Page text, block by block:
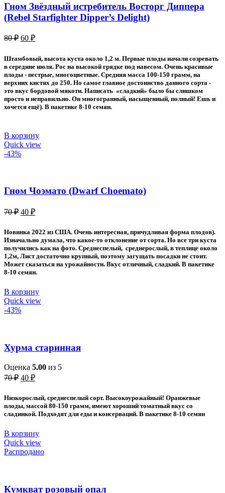
Гном Звёздный истребитель Восторг Диппера
(Rebel Starfighter Dipper’s Delight)
80₽ Первоначальная
80 ₽.
60 ₽Текущая
60 ₽.
Штамбовый, высота куста около 1,2 м. Первые плоды начали созревать
в середине июля. Рос на высокой грядке под навесом. Очень красивые
плоды - пестрые, многоцветные. Средняя масса 100-150 грамм, на
верхних кистях до 250. Но самое главное достоинство данного сорта -
это вкус бордовой мякоти. Написать «сладкий» было бы слишком
просто и неправильно. Он многогранный, насыщенный, полный! Ешь и
хочется ещё). В пакетике 8-10 семян.
В корзину
Quick view
-43%
Гном Чоэмато (Dwarf Choemato)
70₽ Первоначальная
составляла
70 ₽.
40 ₽Текущая
40 ₽.
Новинка 2022 из США. Очень интересная, причудливая форма плодов).
Изначально думала, что какое-то отклонение от сорта. Но все три куста
получились как на фото. Среднеспелый, среднерослый, в теплице около
1,2м, Лист достаточно крупный, поэтому загущать посадки не стоит.
Может сказаться на урожайности. Вкус отличный, сладкий. В пакетике
8-10 семян.
В корзину
Quick view
-43%
Хурма старинная
Оценка 5.00 из 5
70₽ Первоначальная
составляла
70 ₽.
40 ₽Текущая
40 ₽.
Низкорослый, среднеспелый сорт. Высокоурожайный! Оранжевые
плоды, массой 80-150 грамм, имеют хороший томатный вкус со
сладинкой. Подходят для еды и консерваций. В пакетике 8-10 семян
В корзину
Quick view
Распродано
Кумкват розовый опал